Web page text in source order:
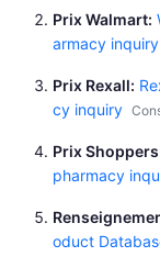
Prix Walmart
armacy inquiry
Prix Rexall
cy inquiry
Prix Shoppers
pharmacy
oduct